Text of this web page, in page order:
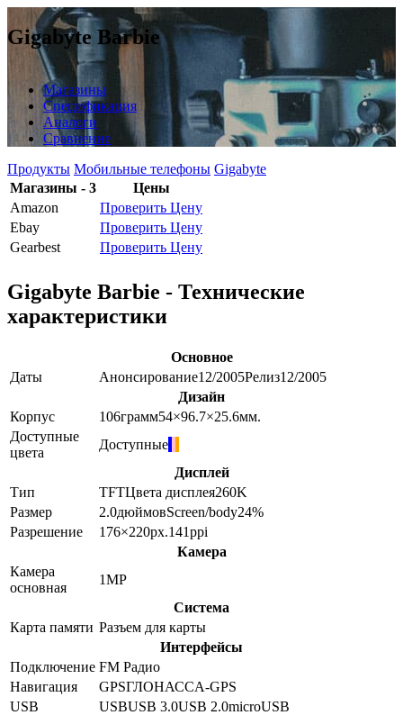
Gigabyte Barbie
Магазины
Спецификация
Аналоги
Сравнение
Продукты Мобильные телефоны Gigabyte
Магазины - 3
Цены
Amazon
Проверить Цену
Ebay
Проверить Цену
Gearbest
Проверить Цену
Gigabyte Barbie - Технические
характеристики
Основное
Даты
Анонсирование12/2005Релиз12/2005
Дизайн
Корпус
106грамм54×96.7×25.6мм.
Доступные
цвета
Доступные
Дисплей
Тип
TFTЦвета дисплея260K
Размер
2.0дюймовScreen/body24%
Разрешение
176×220px.141ppi
Камера
Камера
основная
1MP
Система
Карта памяти Разъем для карты
Интерфейсы
Подключение FM Радио
Навигация
GPSГЛОНАССA-GPS
USB
USBUSB 3.0USB 2.0microUSB